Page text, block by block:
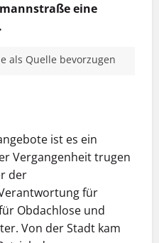
eine
als Quelle bevorzugen
ist es ein
Vergangenheit trugen
der
für
Obdachlose und
Von der Stadt kam